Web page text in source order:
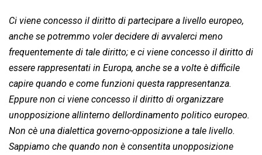
Ci viene concesso il diritto di partecipare a livello europeo,
anche se potremmo voler decidere di avvalerci meno
frequentemente di tale diritto; e ci viene concesso il diritto di
essere rappresentati in Europa, anche se a volte è difficile
capire quando e come funzioni questa rappresentanza.
Eppure non ci viene concesso il diritto di organizzare
unopposizione allinterno dellordinamento politico europeo.
Non cè una dialettica governo-opposizione a tale livello.
Sappiamo che quando non è consentita unopposizione